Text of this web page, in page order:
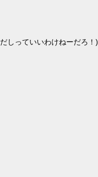
しっていいわけねーだろ！)